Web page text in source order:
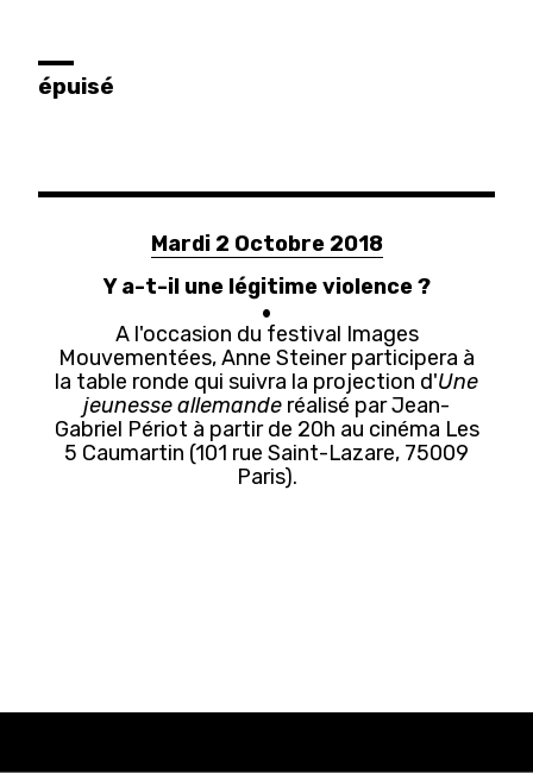
épuisé
Mardi 2 Octobre 2018
Y a-t-il une légitime violence ?
A l'occasion du festival Images
Mouvementées, Anne Steiner participera à
la table ronde qui suivra la projection d'Une
jeunesse allemande réalisé par Jean-
Gabriel Périot à partir de 20h au cinéma Les
5 Caumartin (101 rue Saint-Lazare, 75009
Paris).